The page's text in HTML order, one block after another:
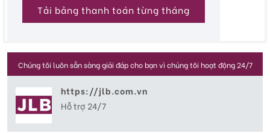
Tải bảng thanh toán từng tháng
Chúng tôi luôn sẵn sàng giải đáp cho bạn vì chúng tôi hoạt động 24/7
https://jlb.com.vn
Hỗ trợ 24/7